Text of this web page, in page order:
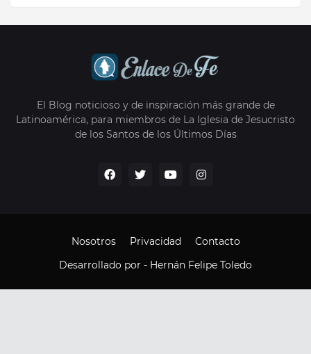
El Blog noticioso y de inspiración más grande de
Latinoamérica, para miembros de La Iglesia de Jesucristo
de los Santos de los Últimos Días
Desarrollado por - Hernán Felipe Toledo
Nosotros Privacidad Contacto